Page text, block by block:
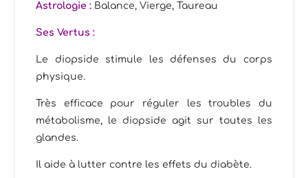
Astrologie : Balance, Vierge, Taureau
SesVertus :
Le diopside stimule les défenses du corps
physique.
Très efficace pour réguler les troubles du
métabolisme, le diopside agit sur toutes les
glandes.
Il aide à lutter contre les effets du diabète.